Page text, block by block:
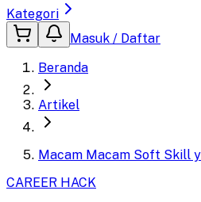
Kategori
Masuk / Daftar
Beranda
Artikel
Macam Macam Soft Skill
CAREER HACK